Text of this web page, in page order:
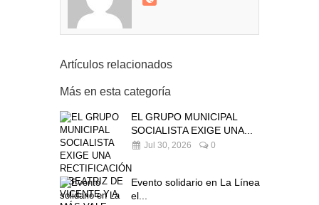
Artículos relacionados
Más en esta categoría
EL GRUPO MUNICIPAL
SOCIALISTA EXIGE UNA...
Jul 30, 2026 0
Evento solidario en La Línea
el...